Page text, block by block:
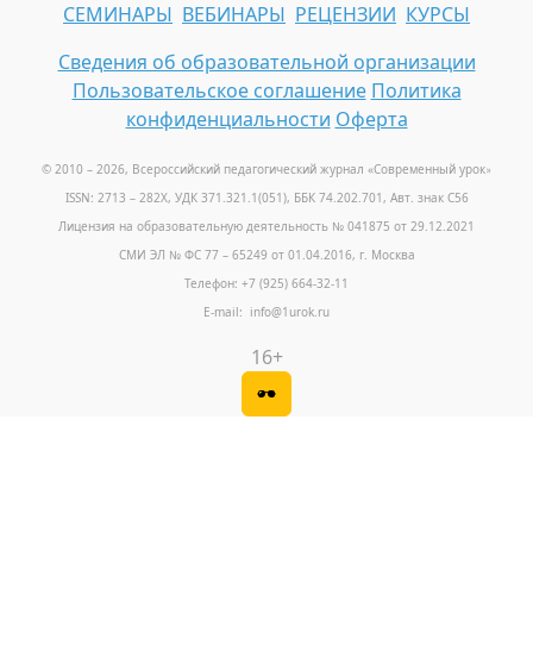
СЕМИНАРЫ ВЕБИНАРЫ РЕЦЕНЗИИ КУРСЫ
Сведения об образовательной организации
Пользовательское соглашение Политика
конфиденциальности Оферта
© 2010 – 2026, Всероссийский педагогический журнал «Современный урок»
ISSN: 2713 – 282X, УДК 371.321.1(051), ББК 74.202.701, Авт. знак С56
Лицензия на образовательную деятельность № 041875 от 29.12.2021
СМИ ЭЛ № ФС 77 – 65249 от 01.04.2016, г. Москва
Телефон: +7 (925) 664-32-11
E-mail: info@1urok.ru
16+